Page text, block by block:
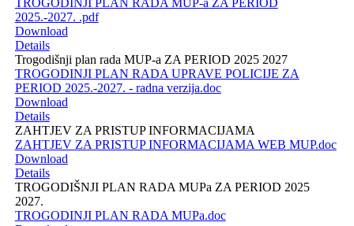
TROGODINJI PLAN RADA MUP-a ZA PERIOD
2025.-2027. .pdf
Download
Details
Trogodišnji plan rada MUP-a ZA PERIOD 2025 2027
TROGODINJI PLAN RADA UPRAVE POLICIJE ZA
PERIOD 2025.-2027. - radna verzija.doc
Download
Details
ZAHTJEV ZA PRISTUP INFORMACIJAMA
ZAHTJEV ZA PRISTUP INFORMACIJAMA WEB MUP.doc
Download
Details
TROGODIŠNJI PLAN RADA MUPa ZA PERIOD 2025
2027.
TROGODINJI PLAN RADA MUPa.doc